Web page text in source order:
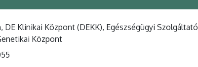
DE Klinikai Központ (DEKK), Egészségügyi Szolgáltató
Központ